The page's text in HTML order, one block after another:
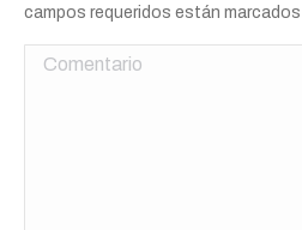
campos requeridos están marcados
Comentario